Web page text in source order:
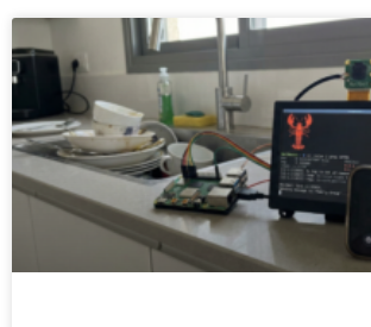
יסודות בתכנות
ביצועים, אבטחת מידע ומידע
וחשוב שגם מתכנתים מנוסים לא תמיד
יודעים.
הכנסו עכשיו